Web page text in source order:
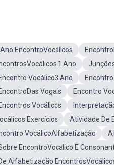
EncontroVocálicos
1 Ano
Vocálico3 Ano
Vogais
Encontro
Vocálicos
Exercícios
Atividade De
VocálicoAlfabetização
EncontroVocalico E
Alfabetização